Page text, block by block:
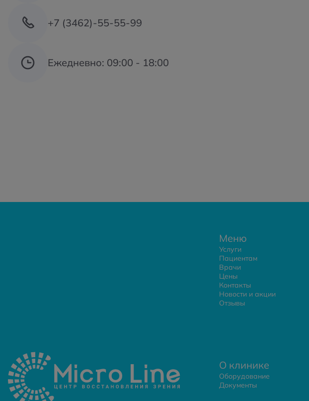
+7 (3462)-55-55-99
Ежедневно: 09:00 - 18:00
Меню
Услуги
Пациентам
Врачи
Цены
Контакты
Новости и акции
Отзывы
О клинике
Оборудование
Документы